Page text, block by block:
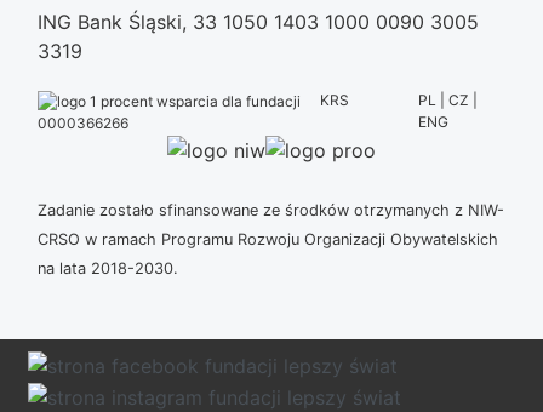
ING Bank Śląski, 33 1050 1403 1000 0090 3005
3319
KRS
0000366266
PL | CZ |
ENG
Zadanie zostało sfinansowane ze środków otrzymanych z NIW-
CRSO w ramach Programu Rozwoju Organizacji Obywatelskich
na lata 2018-2030.